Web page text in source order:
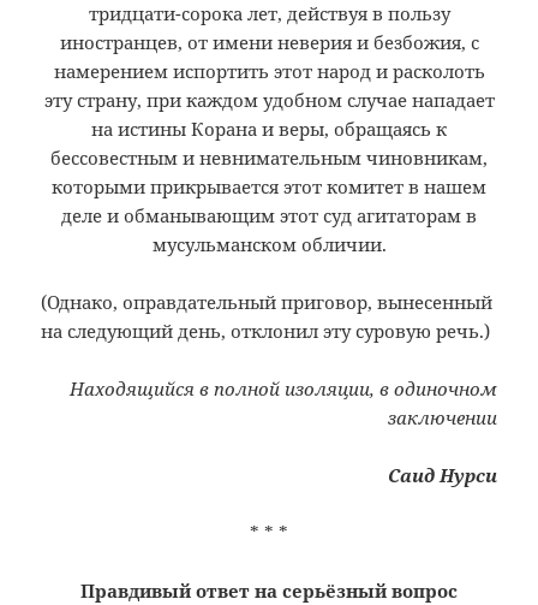
тридцати-сорока лет, действуя в пользу
иностранцев, от имени неверия и безбожия, с
намерением испортить этот народ и расколоть
эту страну, при каждом удобном случае нападает
на истины Корана и веры, обращаясь к
бессовестным и невнимательным чиновникам,
которыми прикрывается этот комитет в нашем
деле и обманывающим этот суд агитаторам в
мусульманском обличии.
(Однако, оправдательный приговор, вынесенный
на следующий день, отклонил эту суровую речь.)
Находящийся в полной изоляции, в одиночном
заключении
Саид Нурси
* * *
Правдивый ответ на серьёзный вопрос